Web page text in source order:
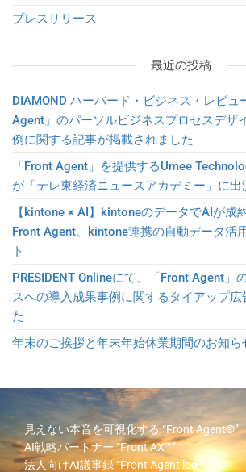
プレスリリース
最近の投稿
DIAMOND ハーバード・ビジネス・レビュ
Agent」のパーソルビジネスプロセスデザ
例に関する記事が掲載されました
「Front Agent」を提供するUmee
が「テレ東経済ニュースアカデミー」に出
【kintone × AI】kintoneのデータでAIが成
Front Agent、kintone連携の自動データ活
ト
PRESIDENT Onlineにて、「Front Agent」
スへの導入成果事例に関するタイアップ広
た
年末のご挨拶と年末年始休業期間のお知ら
見えない本音を可視化する“Front Agent®”
AI戦略パートナー“Front AX™”
法人向けAI議事録“Front Agent log”